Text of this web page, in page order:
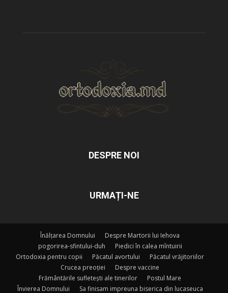
DESPRE NOI
URMAȚI-NE
Înălțarea Domnului
Despre Martorii lui Iehova
pogorirea-sfintului-duh
Piedici în calea mîntuirii
Ortodoxia pentru copii
Păcatul avortului
Păcatul vrăjitoriilor
Crucea preoției
Despre vaccine
Frământările sufletești ale tinerilor
Postul Mare
Învierea Domnului
Sa finisam impreuna biserica din lucaseuca